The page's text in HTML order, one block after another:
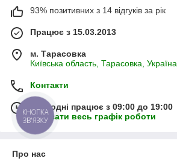
93% позитивних з 14 відгуків за рік
Працює з 15.03.2013
м. Тарасовка
Київська область, Тарасовка, Україна
Контакти
Сьогодні працює з 09:00 до 19:00
Показати весь графік роботи
Про нас
КНОПКА
ЗВ'ЯЗКУ